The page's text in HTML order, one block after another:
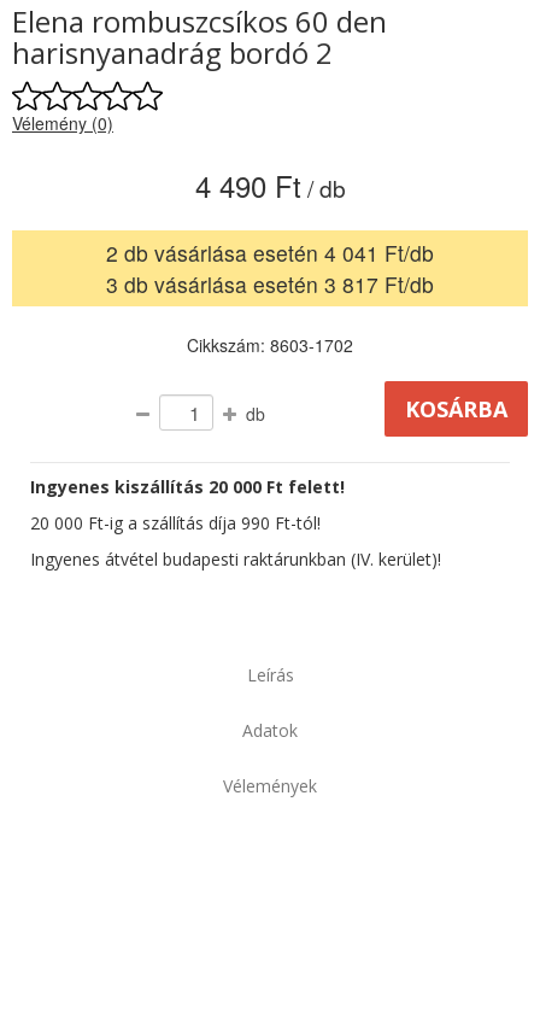
Elena rombuszcsíkos 60 den
harisnyanadrág bordó 2
Vélemény (0)
4 490 Ft / db
2 db vásárlása esetén 4 041 Ft/db
3 db vásárlása esetén 3 817 Ft/db
Cikkszám: 8603-1702
db
Ingyenes kiszállítás 20 000 Ft felett!
20 000 Ft-ig a szállítás díja 990 Ft-tól!
Ingyenes átvétel budapesti raktárunkban (IV. kerület)!
Leírás
Adatok
Vélemények